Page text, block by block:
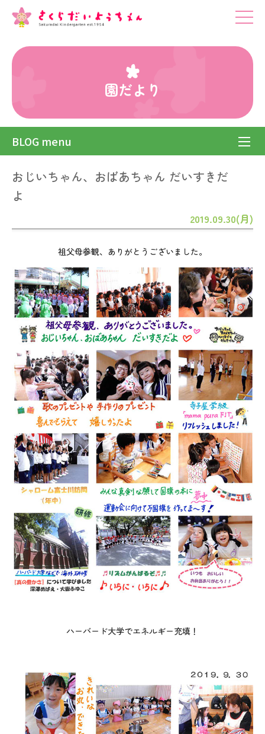
園だより
BLOG menu
おじいちゃん、おばあちゃん だいすきだ
よ
2019.09.30(月)
祖父母参観、ありがとうございました。
ハーバード大学でエネルギー充填！